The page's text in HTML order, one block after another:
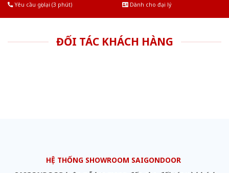
Yêu cầu gọi lại (3 phút)
Dành cho đại lý
ĐỐI TÁC KHÁCH HÀNG
HỆ THỐNG SHOWROOM SAIGONDOOR